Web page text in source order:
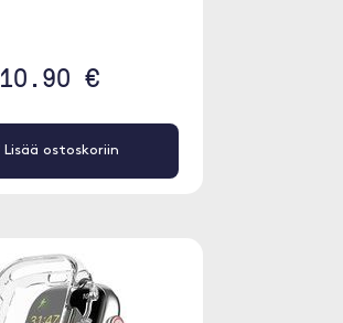
10.90 €
Lisää ostoskoriin